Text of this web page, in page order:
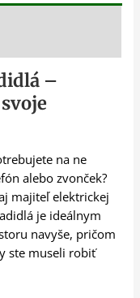
–
na ne
alebo zvonček?
majiteľ elektrickej
je ideálnym
navyše, pričom
ste museli robiť